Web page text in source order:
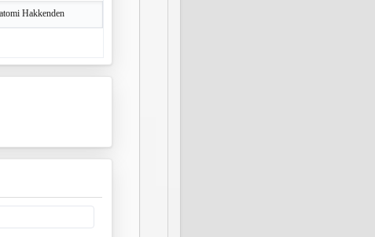
门港入淡路
船回土佐村的
到城，给城主
内村。
镜子通到一小
Hakkenden